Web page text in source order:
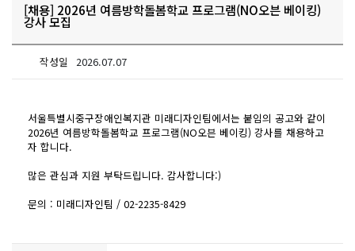
[채용] 2026년 여름방학돌봄학교 프로그램(NO오븐 베이킹)
강사 모집
작성일 2026.07.07
서울특별시중구장애인복지관 미래디자인팀에서는 붙임의 공고와 같이
2026년 여름방학돌봄학교 프로그램(NO오븐 베이킹) 강사를 채용하고
자 합니다.
많은 관심과 지원 부탁드립니다. 감사합니다:)
문의 : 미래디자인팀 / 02-2235-8429